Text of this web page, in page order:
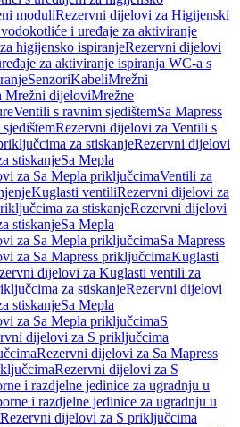
moduliRezervni dijelovi za Higijenski
i uređaje za aktiviranje
higijensko ispiranjeRezervni dijelovi
za aktiviranje ispiranja WC-a s
SenzoriKabeliMrežni
Mrežni dijeloviMrežne
Ventili s ravnim sjedištemSa Mapress
Rezervni dijelovi za Ventili s
za stiskanjeRezervni dijelovi
stiskanjeSa Mepla
za Sa Mepla priključcimaVentili za
Kuglasti ventiliRezervni dijelovi za
za stiskanjeRezervni dijelovi
stiskanjeSa Mepla
za Sa Mepla priključcimaSa Mapress
za Sa Mapress priključcimaKuglasti
dijelovi za Kuglasti ventili za
za stiskanjeRezervni dijelovi
stiskanjeSa Mepla
za Sa Mepla priključcimaS
dijelovi za S priključcima
Rezervni dijelovi za Sa Mapress
Rezervni dijelovi za S
i razdjelne jedinice za ugradnju u
i razdjelne jedinice za ugradnju u
Rezervni dijelovi za S priključcima